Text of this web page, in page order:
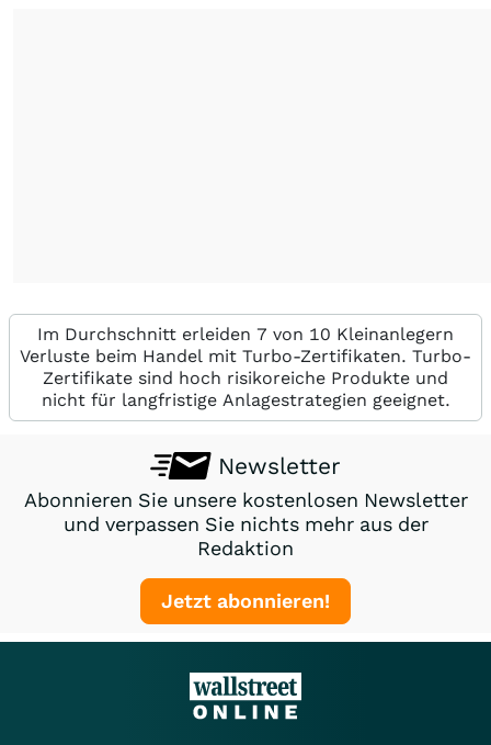
Im Durchschnitt erleiden 7 von 10 Kleinanlegern
Verluste beim Handel mit Turbo-Zertifikaten. Turbo-
Zertifikate sind hoch risikoreiche Produkte und
nicht für langfristige Anlagestrategien geeignet.
Newsletter
Abonnieren Sie unsere kostenlosen Newsletter
und verpassen Sie nichts mehr aus der
Redaktion
Jetzt abonnieren!